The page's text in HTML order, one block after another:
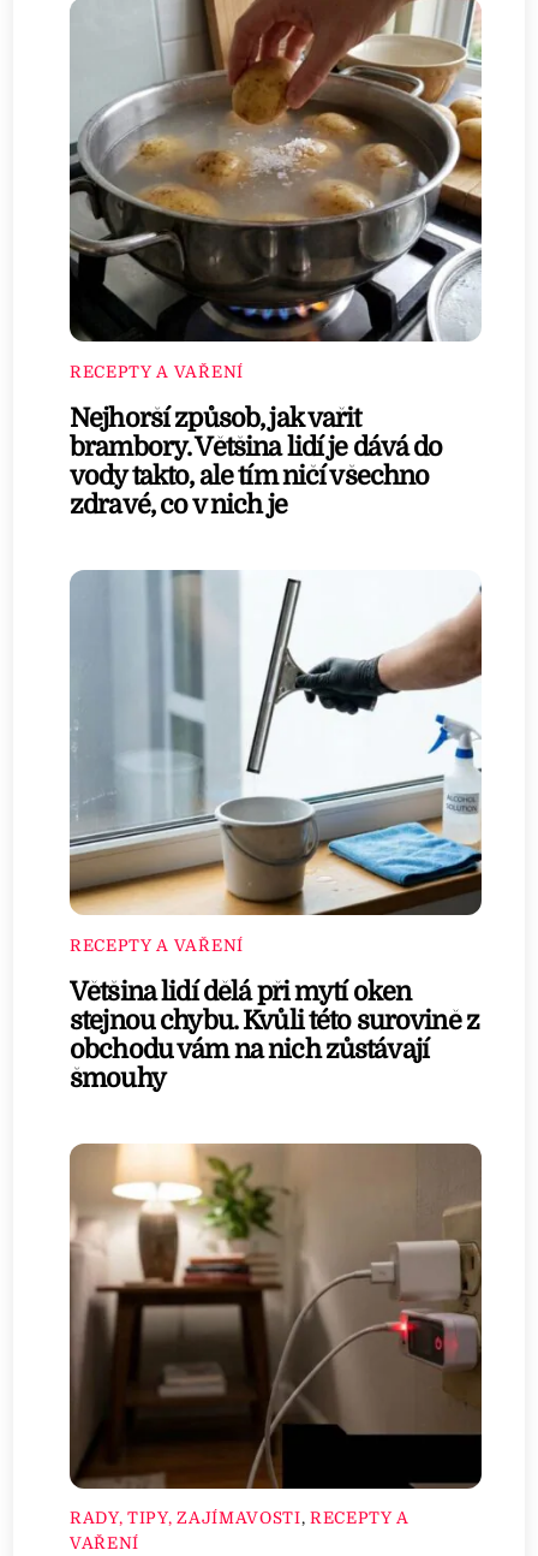
RECEPTY A VAŘENÍ
Nejhorší způsob, jak vařit
brambory. Většina lidí je dává do
vody takto, ale tím ničí všechno
zdravé, co v nich je
RECEPTY A VAŘENÍ
Většina lidí dělá při mytí oken
stejnou chybu. Kvůli této surovině z
obchodu vám na nich zůstávají
šmouhy
RADY, TIPY, ZAJÍMAVOSTI, RECEPTY A
VAŘENÍ